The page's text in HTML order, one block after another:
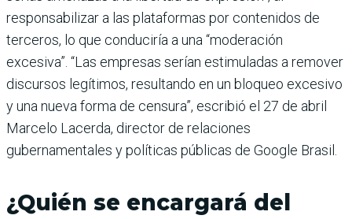
responsabilizar a las plataformas por contenidos de
terceros, lo que conduciría a una “moderación
excesiva”. “Las empresas serían estimuladas a remover
discursos legítimos, resultando en un bloqueo excesivo
y una nueva forma de censura”, escribió el 27 de abril
Marcelo Lacerda, director de relaciones
gubernamentales y políticas públicas de Google Brasil.
¿Quién se encargará del